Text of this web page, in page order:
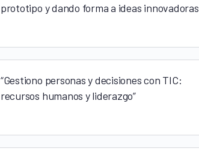
prototipo y dando forma a ideas innovadoras
“Gestiono personas y decisiones con TIC:
recursos humanos y liderazgo”